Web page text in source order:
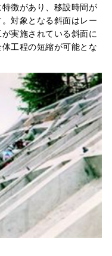
徴があり、移設時間が
対象となる斜面はレー
実施されている斜面に
工程の短縮が可能とな